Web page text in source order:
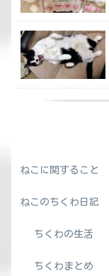
ねこに関すること
ねこのちくわ日記
ちくわの生活
ちくわまとめ